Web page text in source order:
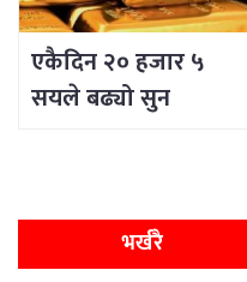
एकैदिन २० हजार ५
सयले बढ्यो सुन
भर्खरै